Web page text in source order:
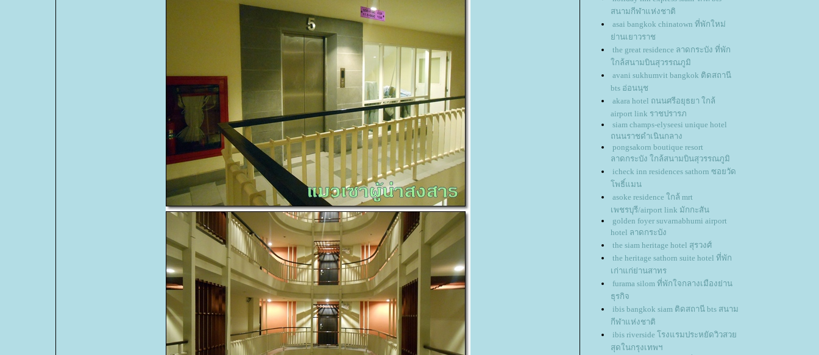
สนามกีฬาแห่งชาติ
asai bangkok chinatown ที่พักใหม่
่านเยาวราช
the great residence ลาดกระบัง ที่พัก
กล้สนามบินสุวรรณภูมิ
avani sukhumvit bangkok ติดสถานี
bts อ่อนนุช
akara hotel ถนนศรีอยุธยา ใกล้
airport link ราชปรารภ
siam champs-elyseesi unique hotel
ถนนราชดำเนินกลาง
pongsakorn boutique resort
ลาดกระบัง ใกล้สนามบินสุวรรณภูมิ
icheck inn residences sathorn ซอยวัด
พธิ์แมน
asoke residence ใกล้ mrt
เพชรบุรี/airport link มักกะสัน
golden foyer suvarnabhumi airport
hotel ลาดกระบัง
the siam heritage hotel สุรวงศ์
the heritage sathorn suite hotel ที่พัก
เก่าแก่ย่านสาทร
furama silom ที่พักใจกลางเมืองย่าน
ธุรกิจ
ibis bangkok siam ติดสถานี bts สนาม
กีฬาแห่งชาติ
ibis riverside โรงแรมประหยัดวิวสว
สุดในกรุงเทพฯ